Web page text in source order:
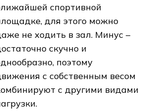
спортивной
для этого можно
не ходить в зал. Минус –
скучно и
поэтому
с собственным весом
с другими видами